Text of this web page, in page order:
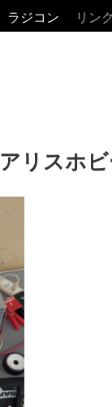
ラジコン リン
アリスホ